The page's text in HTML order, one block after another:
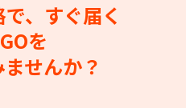
、すぐ届く
を
せんか？